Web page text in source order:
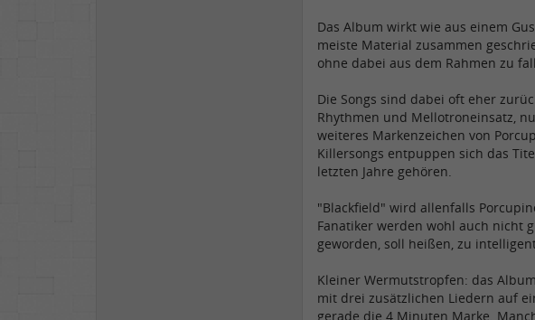
Das Album wirkt wie aus einem
meiste Material zusammen
ohne dabei aus dem Rahmen zu
Die Songs sind dabei oft eher
Rhythmen und Mellotroneinsatz,
weiteres Markenzeichen von
Killersongs entpuppen sich das
letzten Jahre gehören.
"Blackfield" wird allenfalls
Fanatiker werden wohl auch nicht
geworden, soll heißen, zu
Kleiner Wermutstropfen: das
mit drei zusätzlichen Liedern auf
gerade die 4 Minuten Marke.